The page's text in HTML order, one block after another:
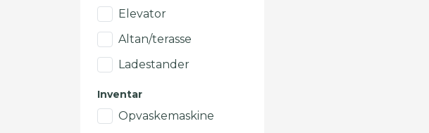
Elevator
Altan/terasse
Ladestander
Inventar
Opvaskemaskine